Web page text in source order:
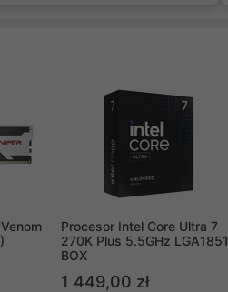
Procesor Intel Core Ultra 7
270K Plus 5.5GHz LGA1851
BOX
1 449,00 zł